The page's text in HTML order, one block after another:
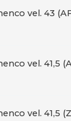
vel. 43
vel. 41,5
vel. 41,5